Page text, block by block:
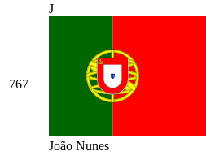
767
J
João Nunes